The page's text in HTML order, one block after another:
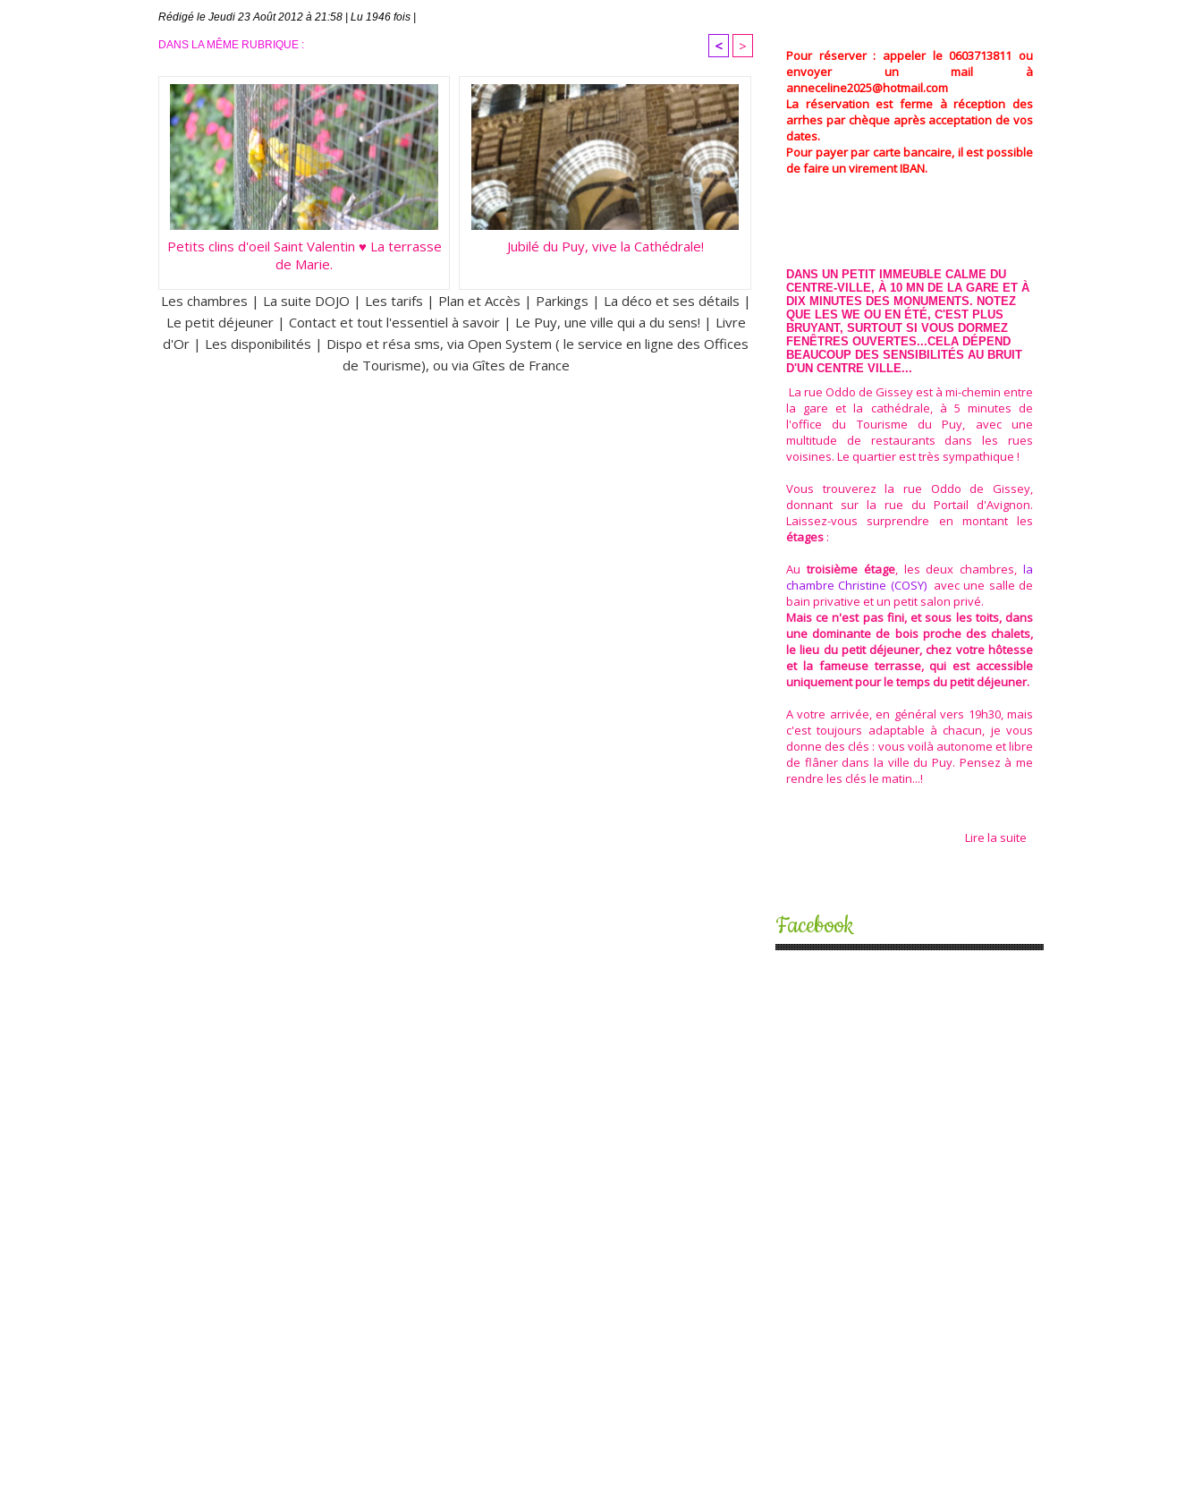
Rédigé le Jeudi 23 Août 2012 à 21:58 | Lu 1946 fois |
DANS LA MÊME RUBRIQUE : < >
Petits clins d'oeil Saint Valentin ♥ La terrasse
de Marie.
Jubilé du Puy, vive la Cathédrale!
Les chambres | La suite DOJO | Les tarifs | Plan et Accès | Parkings | La déco et ses détails |
Le petit déjeuner | Contact et tout l'essentiel à savoir | Le Puy, une ville qui a du sens! | Livre
d'Or | Les disponibilités | Dispo et résa sms, via Open System ( le service en ligne des Offices
de Tourisme), ou via Gîtes de France
Pour réserver : appeler le 0603713811 ou
envoyer un mail à
anneceline2025@hotmail.com
La réservation est ferme à réception des
arrhes par chèque après acceptation de vos
dates.
Pour payer par carte bancaire, il est possible
de faire un virement IBAN.
DANS UN PETIT IMMEUBLE CALME DU
CENTRE-VILLE, À 10 MN DE LA GARE ET À
DIX MINUTES DES MONUMENTS. NOTEZ
QUE LES WE OU EN ÉTÉ, C'EST PLUS
BRUYANT, SURTOUT SI VOUS DORMEZ
FENÊTRES OUVERTES...CELA DÉPEND
BEAUCOUP DES SENSIBILITÉS AU BRUIT
D'UN CENTRE VILLE...
La rue Oddo de Gissey est à mi-chemin entre
la gare et la cathédrale, à 5 minutes de
l'office du Tourisme du Puy, avec une
multitude de restaurants dans les rues
voisines. Le quartier est très sympathique !
Vous trouverez la rue Oddo de Gissey,
donnant sur la rue du Portail d'Avignon.
Laissez-vous surprendre en montant les
étages :
Au troisième étage, les deux chambres,la
chambre Christine (COSY) avec une salle de
bain privative et un petit salon privé.
Mais ce n'est pas fini, et sous les toits, dans
une dominante de bois proche des chalets,
le lieu du petit déjeuner, chez votre hôtesse
et la fameuse terrasse, qui est accessible
uniquement pour le temps du petit déjeuner.
A votre arrivée, en général vers 19h30, mais
c'est toujours adaptable à chacun, je vous
donne des clés : vous voilà autonome et libre
de flâner dans la ville du Puy. Pensez à me
rendre les clés le matin...!
Lire la suite
Facebook